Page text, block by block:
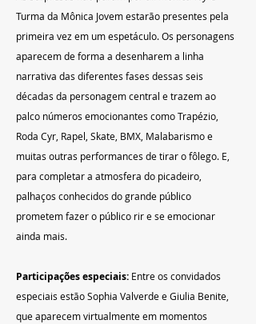
Turma da Mônica Jovem estarão presentes pela
primeira vez em um espetáculo. Os personagens
aparecem de forma a desenharem a linha
narrativa das diferentes fases dessas seis
décadas da personagem central e trazem ao
palco números emocionantes como Trapézio,
Roda Cyr, Rapel, Skate, BMX, Malabarismo e
muitas outras performances de tirar o fôlego. E,
para completar a atmosfera do picadeiro,
palhaços conhecidos do grande público
prometem fazer o público rir e se emocionar
ainda mais.
Participações especiais: Entre os convidados
especiais estão Sophia Valverde e Giulia Benite,
que aparecem virtualmente em momentos